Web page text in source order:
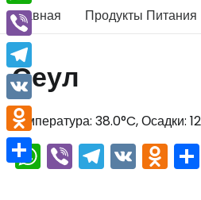
Главная Продукты Питания
Сеул
Температура: 38.0°C, Осадки:
WhatsApp
ViberVK
WhatsApp
Viber
Telegram
VK
Odnoklassniki
Отправить